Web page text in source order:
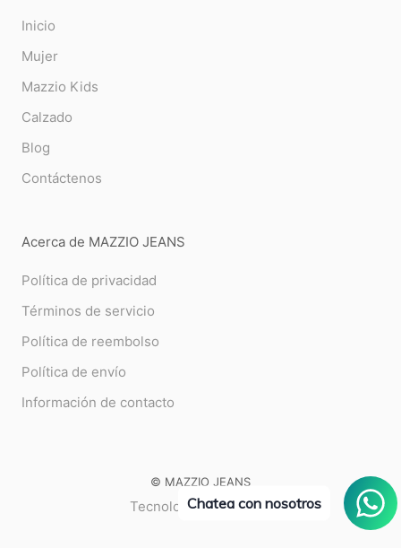
Inicio
Mujer
Mazzio Kids
Calzado
Blog
Contáctenos
Acerca de MAZZIO JEANS
Política de privacidad
Términos de servicio
Política de reembolso
Política de envío
Información de contacto
© MAZZIO JEANS
Tecnología de Shopify
Chatea con nosotros